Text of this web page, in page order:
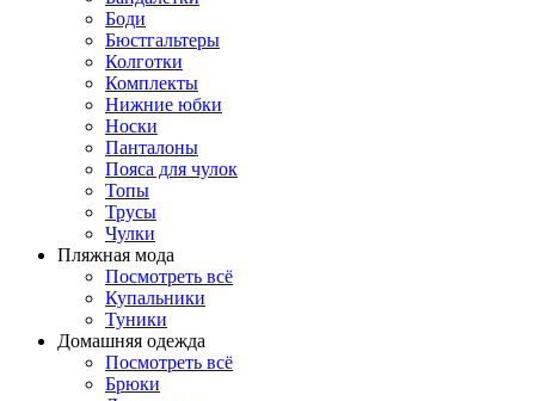
Боди
Бюстгальтеры
Колготки
Комплекты
Нижние юбки
Носки
Панталоны
Поясa для чулок
Топы
Трусы
Чулки
Пляжная мода
Посмотреть всё
Купальники
Туники
Домашняя одежда
Посмотреть всё
Брюки